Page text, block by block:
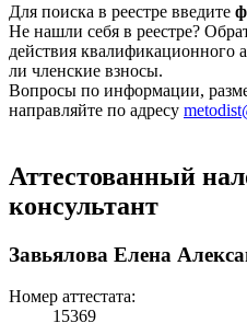
Для поиска в реестре введите
Не нашли себя в реестре?
действия квалификационного
ли членские взносы.
Вопросы по информации,
направляйте по адресу
Аттестованный
консультант
Завьялова Елена
Номер аттестата:
15369